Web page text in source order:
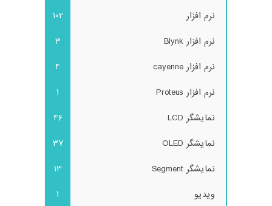
نرم افزار
102
نرم افزار Blynk
3
نرم افزار cayenne
4
نرم افزار Proteus
1
نمایشگر LCD
46
نمایشگر OLED
37
نمایشگر Segment
13
ویدیو
1